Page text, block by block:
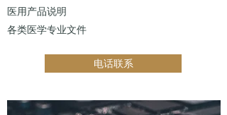
医用产品说明
各类医学专业文件
电话联系